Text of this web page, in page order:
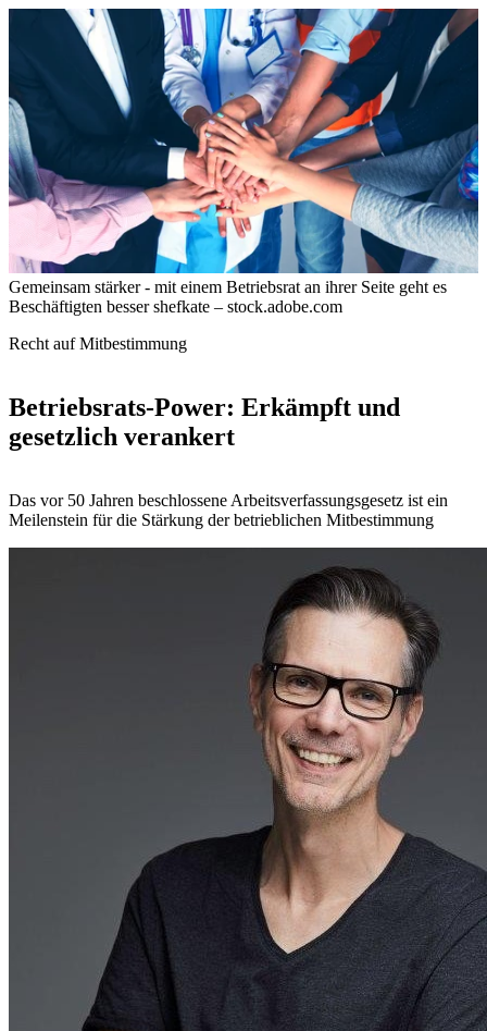
Gemeinsam stärker - mit einem Betriebsrat an ihrer Seite geht es
Beschäftigten besser shefkate – stock.adobe.com
Recht auf Mitbestimmung
Betriebsrats-Power: Erkämpft und
gesetzlich verankert
Das vor 50 Jahren beschlossene Arbeitsverfassungsgesetz ist ein
Meilenstein für die Stärkung der betrieblichen Mitbestimmung